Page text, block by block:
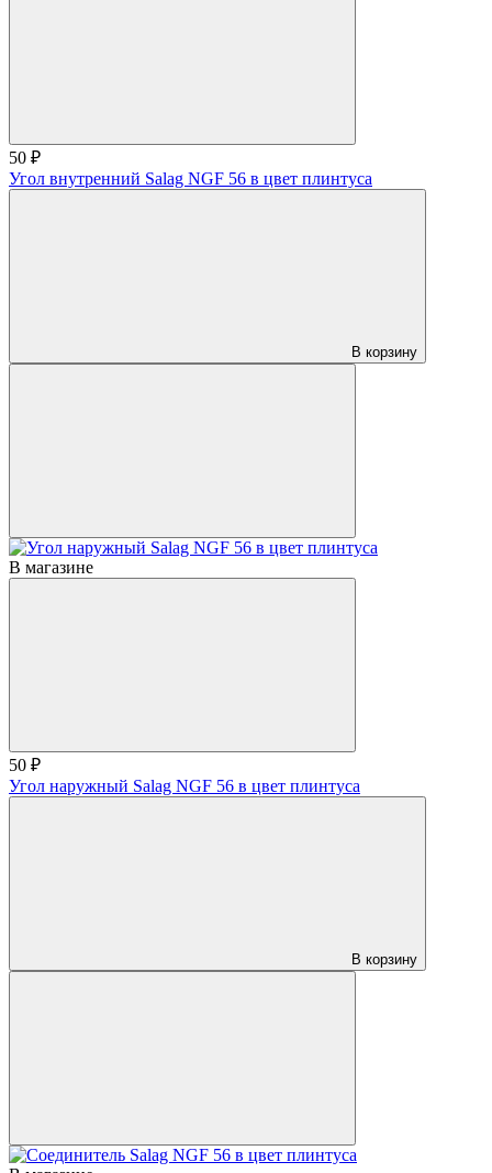
50 ₽
Угол внутренний Salag NGF 56 в цвет плинтуса
В корзину
В магазине
50 ₽
Угол наружный Salag NGF 56 в цвет плинтуса
В корзину